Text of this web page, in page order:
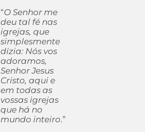
“O Senhor me
deu tal fé nas
igrejas, que
simplesmente
dizia: Nós vos
adoramos,
Senhor Jesus
Cristo, aqui e
em todas as
vossas igrejas
que há no
mundo inteiro.”